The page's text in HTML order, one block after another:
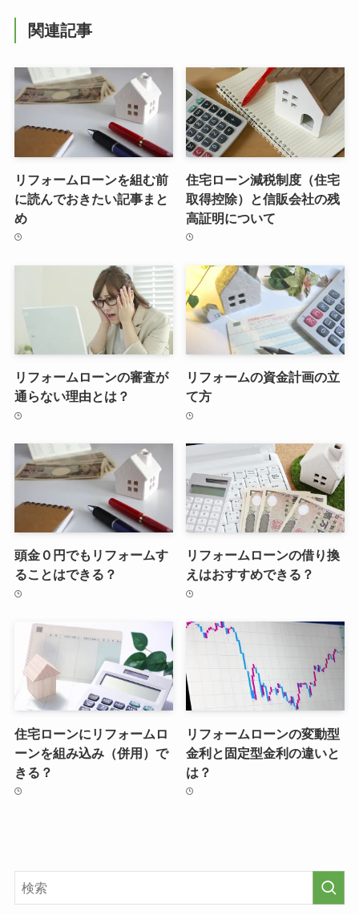
関連記事
リフォームローンを組む前
に読んでおきたい記事まと
め
住宅ローン減税制度（住宅
取得控除）と信販会社の残
高証明について
リフォームローンの審査が
通らない理由とは？
リフォームの資金計画の立
て方
頭金０円でもリフォームす
ることはできる？
リフォームローンの借り換
えはおすすめできる？
住宅ローンにリフォームロ
ーンを組み込み（併用）で
きる？
リフォームローンの変動型
金利と固定型金利の違いと
は？